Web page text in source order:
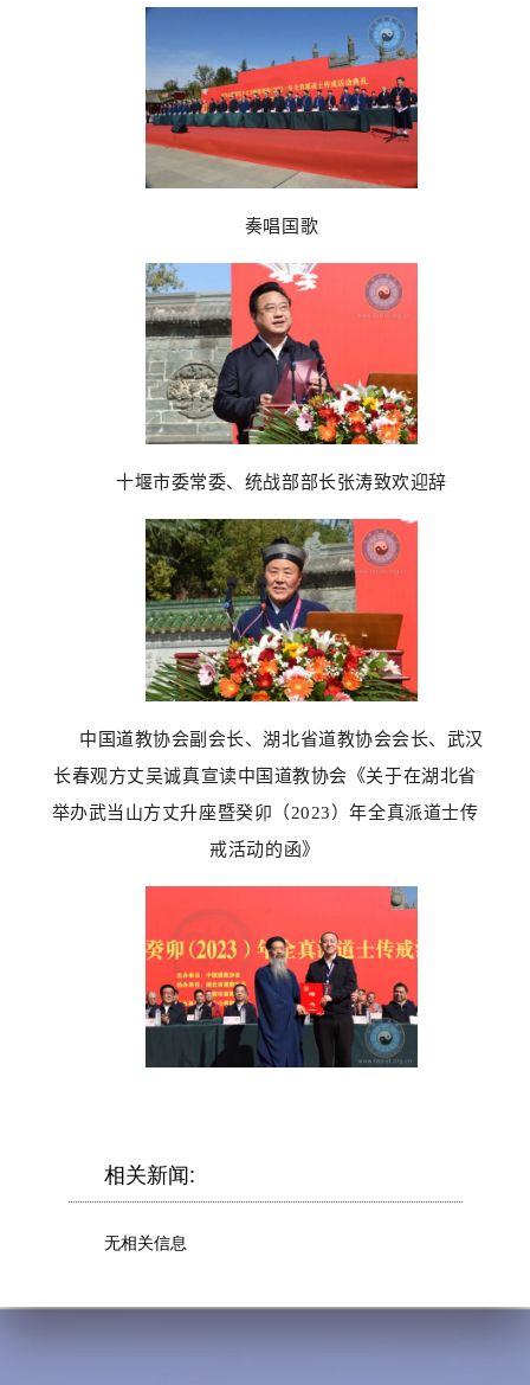
奏唱国歌
十堰市委常委、统战部部长张涛致欢迎辞
中国道教协会副会长、湖北省道教协会会长、武汉
长春观方丈吴诚真宣读中国道教协会《关于在湖北省
举办武当山方丈升座暨癸卯（2023）年全真派道士传
戒活动的函》
相关新闻:
无相关信息